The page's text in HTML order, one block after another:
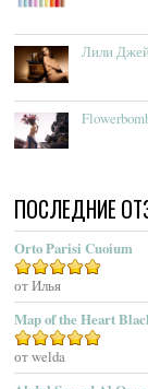
Acqua Dell’Elba
Acqua Di Monaco
Acqua Di Parma
Acqua Di Sardegna
Acqua Di Stresa
Adam Levine
Adamo Parfum
Adidas
Adolfo Dominguez
Adrienne Vittadini
Лили
ПОСЛЕДНИЕ
Orto Parisi Cuoium
Оценка
от Илья
Map of the Heart
Оценка5
от welda